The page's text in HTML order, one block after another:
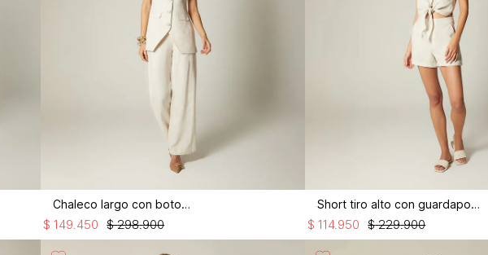
Chaleco largo con botones
$ 298.900
$ 149.450
Short tiro alto con guardapolvo
$ 229.900
$ 114.950